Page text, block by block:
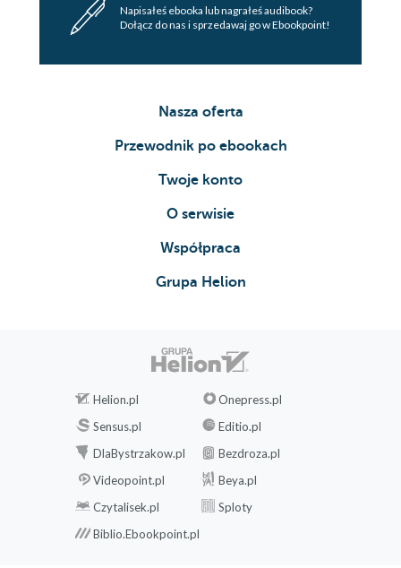
Napisałeś ebooka lub nagrałeś audibook?
Dołącz do nas i sprzedawaj go w Ebookpoint!
Nasza oferta
Przewodnik po ebookach
Twoje konto
O serwisie
Współpraca
Grupa Helion
Helion.pl
Onepress.pl
Sensus.pl
Editio.pl
DlaBystrzakow.pl
Bezdroza.pl
Videopoint.pl
Beya.pl
Czytalisek.pl
Sploty
Biblio.Ebookpoint.pl